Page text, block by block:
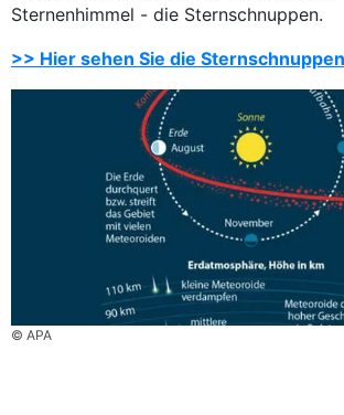
Sternenhimmel - die Sternschnuppen.
>> Hier sehen Sie die
© APA